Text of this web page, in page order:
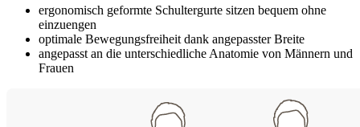
ergonomisch geformte Schultergurte sitzen bequem ohne
einzuengen
optimale Bewegungsfreiheit dank angepasster Breite
angepasst an die unterschiedliche Anatomie von Männern und
Frauen